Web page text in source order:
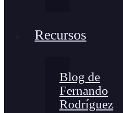
Recursos
Blog de
Fernando
Rodríguez